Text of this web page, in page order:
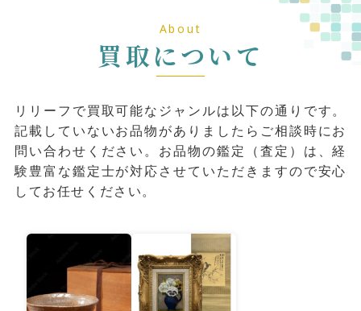
About
買取について
リリーフで買取可能なジャンルは以下の通りです。
記載していないお品物がありましたらご相談時にお
問い合わせください。お品物の鑑定（査定）は、経
験豊富な鑑定⼠が対応させていただきますので安⼼
してお任せください。